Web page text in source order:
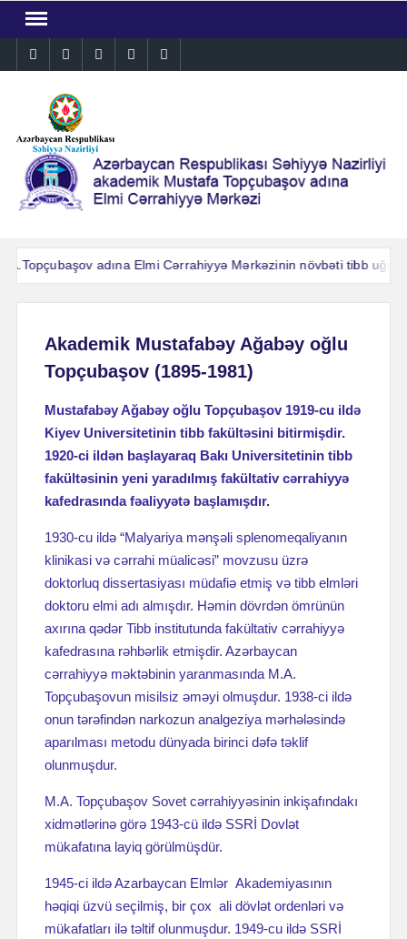
contentInstagramFacebookLinkedinTwitterYouTube
adına Elmi Cərrahiyyə Mərkəzinin növbəti tibb
Akademik Mustafabəy Ağabəy oğlu
Topçubaşov (1895-1981)
Mustafabəy Ağabəy oğlu Topçubaşov 1919-cu ildə
Kiyev Universitetinin tibb fakültəsini bitirmişdir.
1920-ci ildən başlayaraq Bakı Universitetinin tibb
fakültəsinin yeni yaradılmış fakültativ cərrahiyyə
kafedrasında fəaliyyətə başlamışdır.
1930-cu ildə “Malyariya mənşəli splenomeqaliyanın
klinikasi və cərrahi müalicəsi” movzusu üzrə
doktorluq dissertasiyası müdafiə etmiş və tibb elmləri
doktoru elmi adı almışdır. Həmin dövrdən ömrünün
axırına qədər Tibb institutunda fakültativ cərrahiyyə
kafedrasına rəhbərlik etmişdir. Azərbaycan
cərrahiyyə məktəbinin yaranmasında M.A.
Topçubaşovun misilsiz əməyi olmuşdur. 1938-ci ildə
onun tərəfindən narkozun analgeziya mərhələsində
aparılması metodu dünyada birinci dəfə təklif
olunmuşdur.
M.A. Topçubaşov Sovet cərrahiyyəsinin inkişafındakı
xidmətlərinə görə 1943-cü ildə SSRİ Dovlət
mükafatına layiq görülmüşdür.
1945-ci ildə Azarbaycan Elmlər Akademiyasının
həqiqi üzvü seçilmiş, bir çox ali dövlət ordenləri və
mükafatları ilə təltif olunmuşdur. 1949-cu ildə SSRİ